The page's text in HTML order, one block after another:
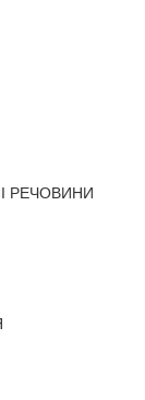
РЕЧОВИНИ